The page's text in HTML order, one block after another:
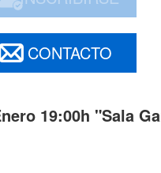
CONTACTO
19:00h "Sala